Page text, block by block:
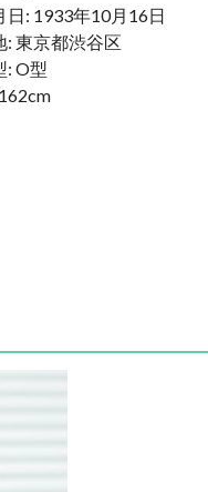
日: 1933年10月16日
: 東京都渋谷区
: O型